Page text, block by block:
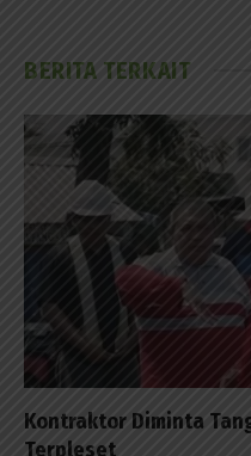
BERITA TERKAIT
Kontraktor Diminta
Terpleset